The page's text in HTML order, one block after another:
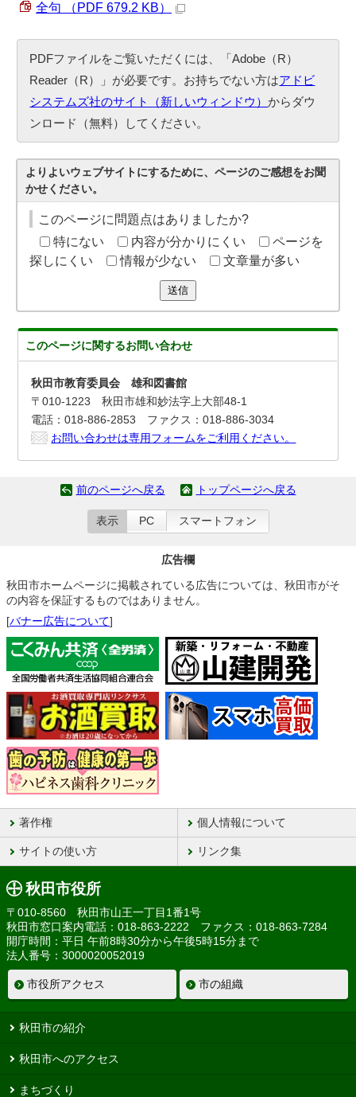
全句 （PDF 679.2 KB）
PDFファイルをご覧いただくには、「Adobe（R）
Reader（R）」が必要です。お持ちでない方はアドビ
システムズ社のサイト（新しいウィンドウ）からダウ
ンロード（無料）してください。
よりよいウェブサイトにするために、ページのご感想をお聞
かせください。
このページに問題点はありましたか?
特にない
内容が分かりにくい
ページを
探しにくい
情報が少ない 文章量が多い
送信
このページに関するお問い合わせ
秋田市教育委員会 雄和図書館
〒010-1223 秋田市雄和妙法字上大部48-1
電話：018-886-2853 ファクス：018-886-3034
お問い合わせは専用フォームをご利用ください。
前のページへ戻る トップページへ戻る
表示 PC スマートフォン
広告欄
秋田市ホームページに掲載されている広告については、秋田市がそ
の内容を保証するものではありません。
[バナー広告について]
著作権 個人情報について
サイトの使い方 リンク集
秋田市役所
〒010-8560 秋田市山王一丁目1番1号
秋田市窓口案内電話：018-863-2222 ファクス：018-863-7284
開庁時間：平日 午前8時30分から午後5時15分まで
法人番号：3000020052019
市役所アクセス 市の組織
秋田市の紹介
秋田市へのアクセス
まちづくり